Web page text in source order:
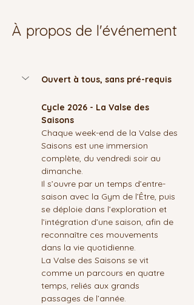
À propos de l'événement
Ouvert à tous, sans pré-requis
Cycle 2026 - La Valse des
Saisons
Chaque week-end de la Valse des
Saisons est une immersion
complète, du vendredi soir au
dimanche.
Il s’ouvre par un temps d’entre-
saison avec la Gym de l’Être, puis
se déploie dans l’exploration et
l’intégration d’une saison, afin de
reconnaître ces mouvements
dans la vie quotidienne.
La Valse des Saisons se vit
comme un parcours en quatre
temps, reliés aux grands
passages de l’année.